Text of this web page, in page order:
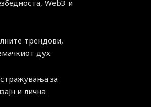
Web3 и
трендови,
дух.
за
и лична